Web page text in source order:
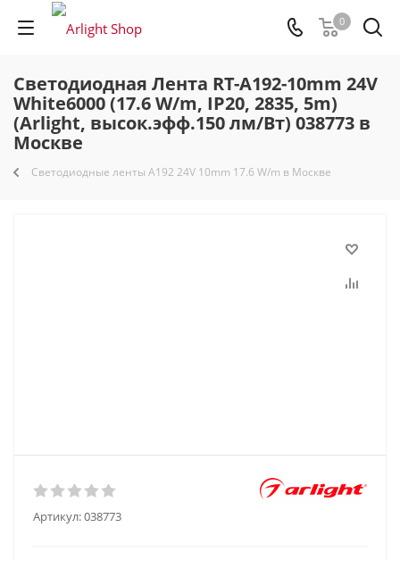
0
Светодиодная Лента RT-A192-10mm 24V
White6000 (17.6 W/m, IP20, 2835, 5m)
(Arlight, высок.эфф.150 лм/Вт) 038773 в
Москве
Светодиодные ленты A192 24V 10mm 17.6 W/m в Москве
Артикул:038773